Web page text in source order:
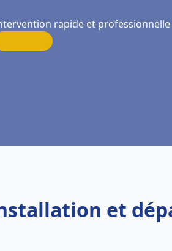
rapide et professionnelle
et